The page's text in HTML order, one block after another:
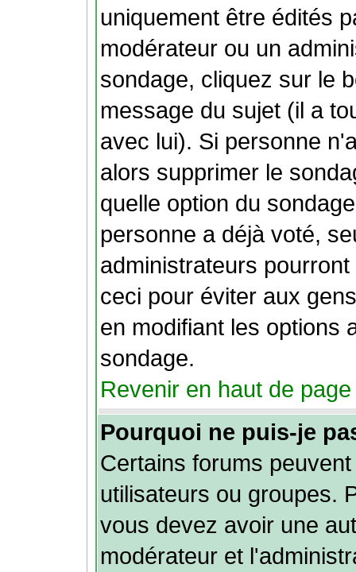
uniquement être édités
modérateur ou un
sondage, cliquez sur le
message du sujet (il a
avec lui). Si personne
alors supprimer le
quelle option du
personne a déjà voté,
administrateurs
ceci pour éviter aux
en modifiant les options
sondage.
Revenir en haut de page
Pourquoi ne puis-je
Certains forums
utilisateurs ou groupes.
vous devez avoir une
modérateur et